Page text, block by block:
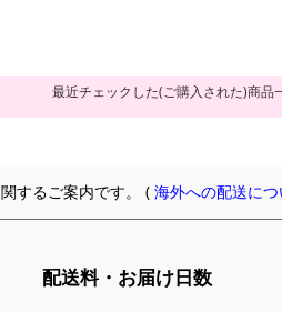
最近チェックした(ご購入された)商品
するご案内です。 (海外への配送につ
配送料・お届け日数